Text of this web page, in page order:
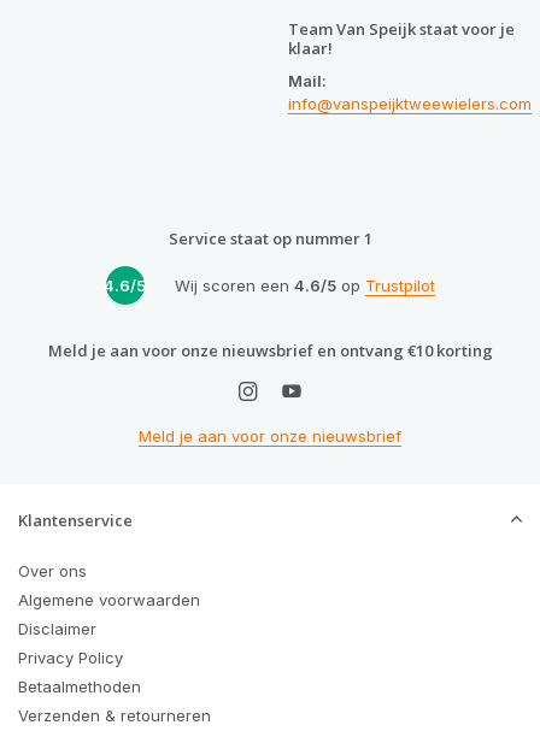
Team Van Speijk staat voor je
klaar!
Mail:
info@vanspeijktweewielers.com
Service staat op nummer 1
4.6/5 Wij scoren een 4.6/5op Trustpilot
Meld je aan voor onze nieuwsbrief en ontvang €10 korting
Meld je aan voor onze nieuwsbrief
Klantenservice
Over ons
Algemene voorwaarden
Disclaimer
Privacy Policy
Betaalmethoden
Verzenden & retourneren